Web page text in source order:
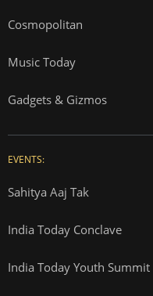
Cosmopolitan
Music Today
Gadgets & Gizmos
EVENTS:
Sahitya Aaj Tak
India Today Conclave
India Today Youth Summit